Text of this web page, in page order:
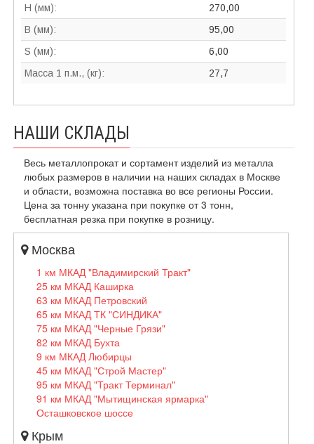
H (мм):
270,00
B (мм):
95,00
S (мм):
6,00
Масса 1 п.м., (кг):
27,7
НАШИ СКЛАДЫ
Весь металлопрокат и сортамент изделий из металла
любых размеров в наличии на наших складах в Москве
и области, возможна поставка во все регионы России.
Цена за тонну указана при покупке от 3 тонн,
бесплатная резка при покупке в розницу.
Москва
1 км МКАД "Владимирский Тракт"
25 км МКАД Каширка
63 км МКАД Петровский
65 км МКАД ТК "СИНДИКА"
75 км МКАД "Черные Грязи"
82 км МКАД Бухта
9 км МКАД Любирцы
45 км МКАД "Строй Мастер"
95 км МКАД "Тракт Терминал"
91 км МКАД "Мытищинская ярмарка"
Осташковское шоссе
Крым